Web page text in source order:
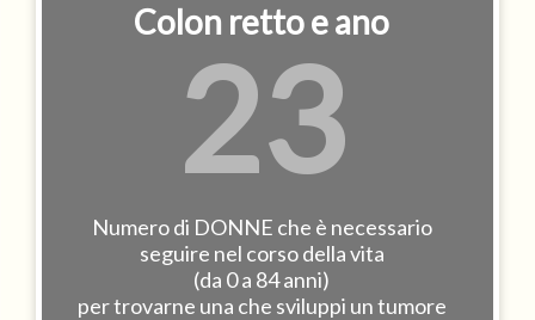
Colon retto e ano
23
Numero di DONNE che è necessario
seguire nel corso della vita
(da 0 a 84 anni)
per trovarne una che sviluppi un tumore